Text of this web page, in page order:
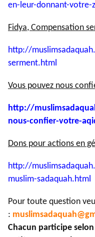
en-leur-donnant-votre-
Fidya, Compensation
http://
serment.html
Vous pouvez nous
http://
nous-confier-votre-
Dons pour actions en
http://
muslim-sadaquah.html
Pour toute question
:
Chacun participe